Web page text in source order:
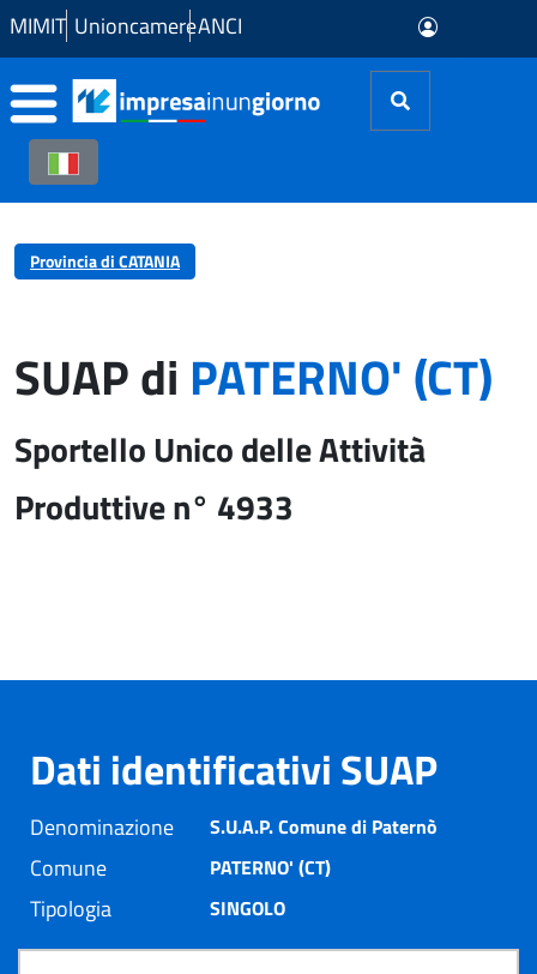
Skip to Main Content
MIMIT UnioncamereANCI
Provincia di CATANIA
SUAP di PATERNO' (CT)
Sportello Unico delle Attività
Produttive n° 4933
Dati identificativi SUAP
Denominazione S.U.A.P. Comune di Paternò
Comune PATERNO' (CT)
Tipologia SINGOLO